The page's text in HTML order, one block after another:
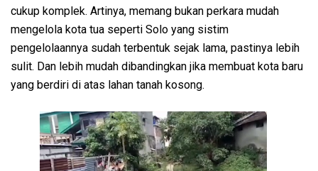
cukup komplek. Artinya, memang bukan perkara mudah
mengelola kota tua seperti Solo yang sistim
pengelolaannya sudah terbentuk sejak lama, pastinya lebih
sulit. Dan lebih mudah dibandingkan jika membuat kota baru
yang berdiri di atas lahan tanah kosong.